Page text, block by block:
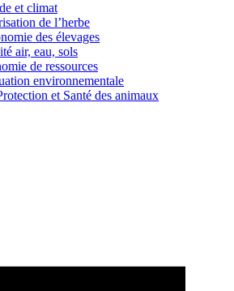
et climat
de l’herbe
des élevages
air, eau, sols
de ressources
environnementale
et Santé des animaux